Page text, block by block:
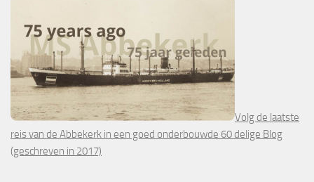
Volg de laatste
reis van de Abbekerk in een goed onderbouwde 60 delige Blog
(geschreven in 2017)